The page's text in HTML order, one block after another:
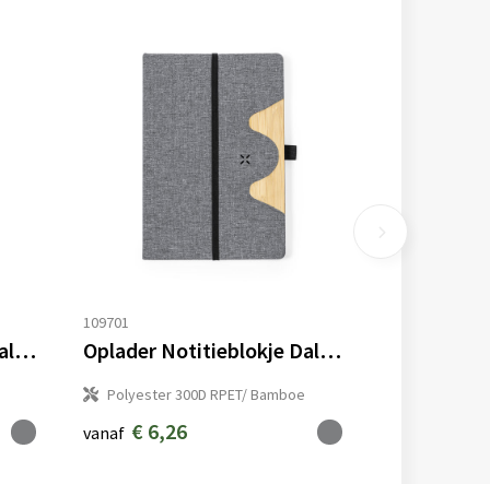
Oplader Notitieblokje Dalou
109701
Oplader Notitieblokje Dalou
Polyester 300D RPET/ Bamboe
vanaf € 6,26